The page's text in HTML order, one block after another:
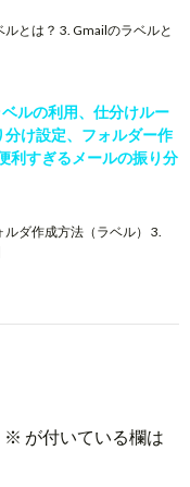
とは？ 3. Gmailのラベルと
ルの利用、仕分けルー
け設定、フォルダー作
利すぎるメールの振り分
ルダ作成方法（ラベル） 3.
※ が付いている欄は